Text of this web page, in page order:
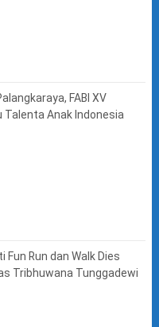
FABI XV
Talenta Anak Indonesia
Run dan Walk Dies
Tribhuwana Tunggadewi